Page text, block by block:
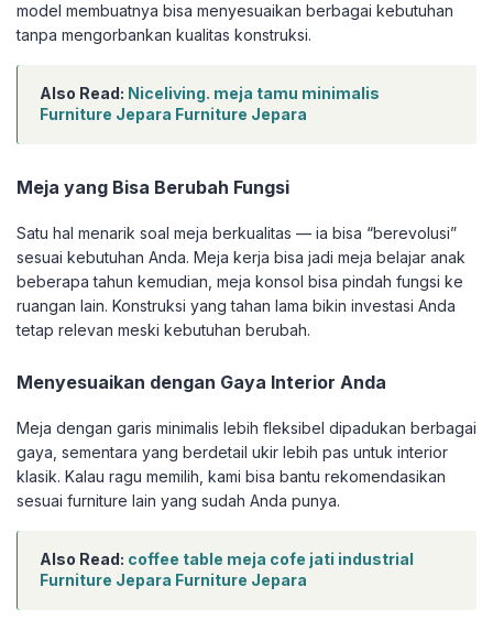
model membuatnya bisa menyesuaikan berbagai kebutuhan
tanpa mengorbankan kualitas konstruksi.
Also Read: Niceliving. meja tamu minimalis
Furniture Jepara Furniture Jepara
Meja yang Bisa Berubah Fungsi
Satu hal menarik soal meja berkualitas — ia bisa “berevolusi”
sesuai kebutuhan Anda. Meja kerja bisa jadi meja belajar anak
beberapa tahun kemudian, meja konsol bisa pindah fungsi ke
ruangan lain. Konstruksi yang tahan lama bikin investasi Anda
tetap relevan meski kebutuhan berubah.
Menyesuaikan dengan Gaya Interior Anda
Meja dengan garis minimalis lebih fleksibel dipadukan berbagai
gaya, sementara yang berdetail ukir lebih pas untuk interior
klasik. Kalau ragu memilih, kami bisa bantu rekomendasikan
sesuai furniture lain yang sudah Anda punya.
Also Read: coffee table meja cofe jati industrial
Furniture Jepara Furniture Jepara